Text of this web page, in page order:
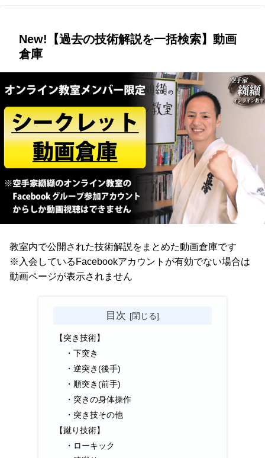
New!【過去の技術解説を一括検索】動画
倉庫
教室内で公開された技術解説をまとめた動画倉庫です
※入会しているFacebookアカウントが有効でない場合は
動画ページが表示されません
目次
【突き技術】
・下突き
・逆突き(後手)
・順突き(前手)
・突きの身体操作
・突き技その他
【蹴り技術】
・ローキック